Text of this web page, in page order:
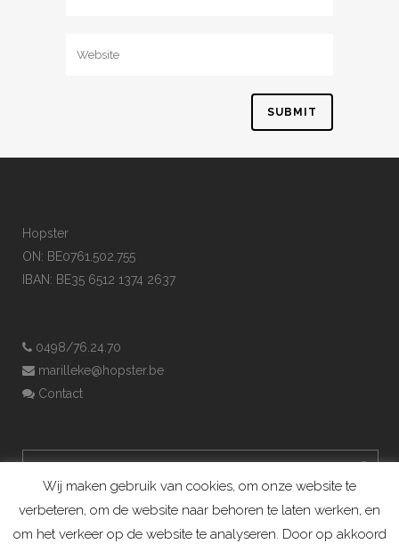
Hopster
ON: BE0761.502.755
IBAN: BE35 6512 1374 2637
0498/76.24.70
marilleke@hopster.be
Contact
Wij maken gebruik van cookies, om onze website te
verbeteren, om de website naar behoren te laten werken, en
om het verkeer op de website te analyseren. Door op akkoord